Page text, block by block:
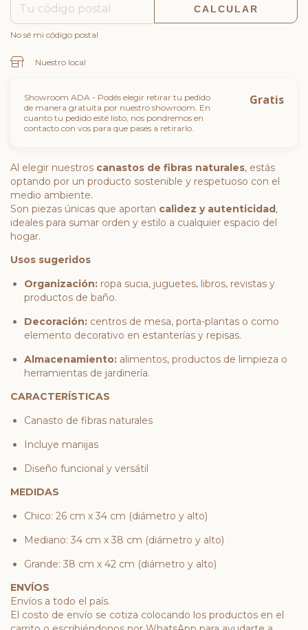
CALCULAR
No sé mi código postal
Nuestro local
Showroom ADA - Podés elegir retirar tu pedido
de manera gratuita por nuestro showroom. En
cuanto tu pedido esté listo, nos pondremos en
contacto con vos para que pases a retirarlo.
Gratis
Al elegir nuestros canastos de fibras naturales, estás
optando por un producto sostenible y respetuoso con el
medio ambiente.
Son piezas únicas que aportan calidez y autenticidad,
ideales para sumar orden y estilo a cualquier espacio del
hogar.
Usos sugeridos
Organización: ropa sucia, juguetes, libros, revistas y
productos de baño.
Decoración: centros de mesa, porta-plantas o como
elemento decorativo en estanterías y repisas.
Almacenamiento: alimentos, productos de limpieza o
herramientas de jardinería.
CARACTERÍSTICAS
Canasto de fibras naturales
Incluye manijas
Diseño funcional y versátil
MEDIDAS
Chico: 26 cm x 34 cm (diámetro y alto)
Mediano: 34 cm x 38 cm (diámetro y alto)
Grande: 38 cm x 42 cm (diámetro y alto)
ENVÍOS
Envíos a todo el país.
El costo de envío se cotiza colocando los productos en el